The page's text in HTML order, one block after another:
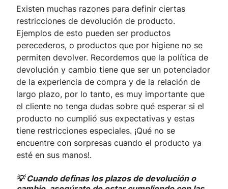
Existen muchas razones para definir ciertas
restricciones de devolución de producto.
Ejemplos de esto pueden ser productos
perecederos, o productos que por higiene no se
permiten devolver. Recordemos que la política de
devolución y cambio tiene que ser un potenciador
de la experiencia de compra y de la relación de
largo plazo, por lo tanto, es muy importante que
el cliente no tenga dudas sobre qué esperar si el
producto no cumplió sus expectativas y estas
tiene restricciones especiales. ¡Qué no se
encuentre con sorpresas cuando el producto ya
esté en sus manos!.
💡 Cuando definas los plazos de devolución o